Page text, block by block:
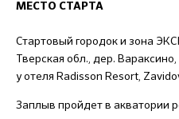
МЕСТО СТАРТА
Стартовый городок и зона
Тверская обл., дер.
у отеля Radisson Resort,
Заплыв пройдет в акватории